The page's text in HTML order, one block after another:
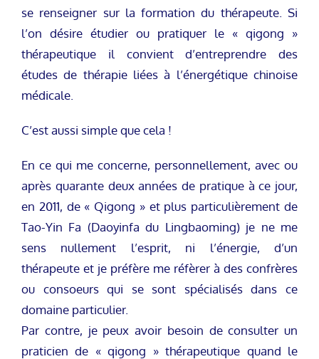
se renseigner sur la formation du thérapeute. Si
l’on désire étudier ou pratiquer le « qigong »
thérapeutique il convient d’entreprendre des
études de thérapie liées à l’énergétique chinoise
médicale.
C’est aussi simple que cela !
En ce qui me concerne, personnellement, avec ou
après quarante deux années de pratique à ce jour,
en 2011, de « Qigong » et plus particulièrement de
Tao-Yin Fa (Daoyinfa du Lingbaoming) je ne me
sens nullement l’esprit, ni l’énergie, d’un
thérapeute et je préfère me réfèrer à des confrères
ou consoeurs qui se sont spécialisés dans ce
domaine particulier.
Par contre, je peux avoir besoin de consulter un
praticien de « qigong » thérapeutique quand le